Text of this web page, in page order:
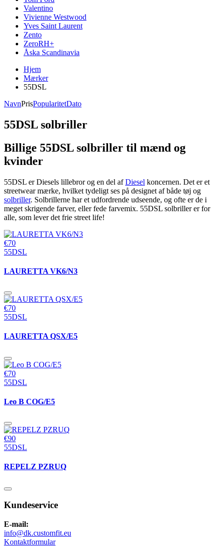
Valentino
Vivienne Westwood
Yves Saint Laurent
Zento
ZeroRH+
Åska Scandinavia
Hjem
Mærker
55DSL
NavnPrisPopularitetDato
55DSL solbriller
Billige 55DSL solbriller til mænd og
kvinder
55DSL er Diesels lillebror og en del afDiesel koncernen. Det er et
streetwear mærke, hvilket tydeligt ses på designet af både tøj og
solbriller. Solbrillerne har et udfordrende udseende, og ofte er de i
meget skrigende farver, eller fede farvemix. 55DSL solbriller er for
alle, som lever det frie street life!
€70
55DSL
LAURETTA VK6/N3
€70
55DSL
LAURETTA QSX/E5
€70
55DSL
Leo B COG/E5
€90
55DSL
REPELZ PZRUQ
Kundeservice
E-mail:
info@dk.customfit.eu
Kontaktformular